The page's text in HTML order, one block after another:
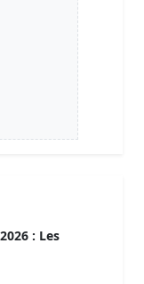
: Les